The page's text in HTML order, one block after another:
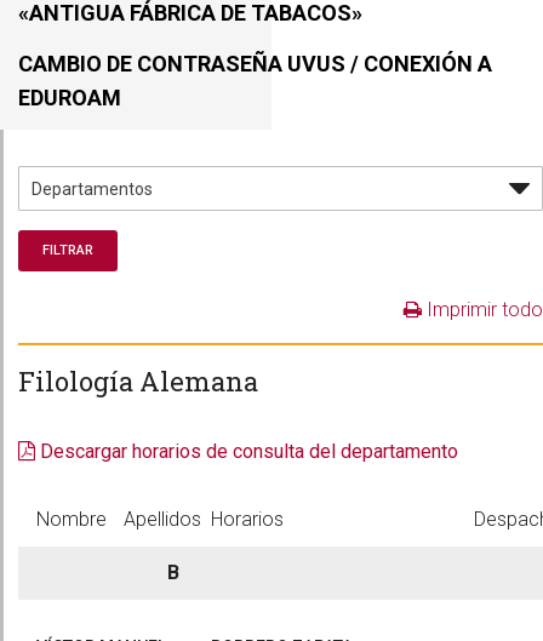
«ANTIGUA FÁBRICA DE TABACOS»
CAMBIO DE CONTRASEÑA UVUS / CONEXIÓN A
EDUROAM
Imprimir todo
Filología Alemana
Descargar horarios de consulta del departamento
Nombre Apellidos Horarios
B